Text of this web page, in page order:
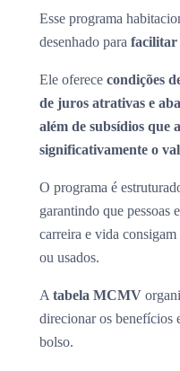
Esse programa
desenhado para facilitar
Ele oferece condições
de juros atrativas e
além de subsídios
significativamente o
O programa é
garantindo que pessoas
carreira e vida
ou usados.
A tabela MCMV
direcionar os benefícios
bolso.